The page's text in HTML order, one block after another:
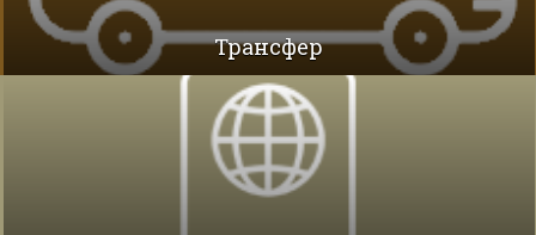
Трансфер